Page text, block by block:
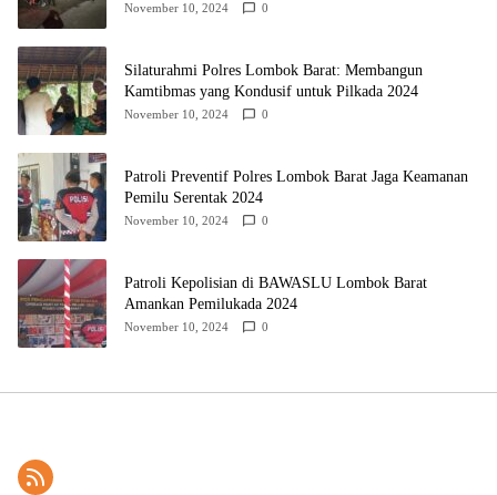
November 10, 2024 0
Silaturahmi Polres Lombok Barat: Membangun
Kamtibmas yang Kondusif untuk Pilkada 2024
November 10, 2024 0
Patroli Preventif Polres Lombok Barat Jaga Keamanan
Pemilu Serentak 2024
November 10, 2024 0
Patroli Kepolisian di BAWASLU Lombok Barat
Amankan Pemilukada 2024
November 10, 2024 0